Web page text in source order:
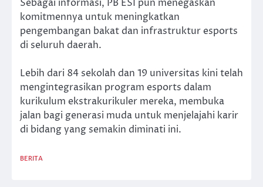
Sebagai informasi, PB ESI pun menegaskan
komitmennya untuk meningkatkan
pengembangan bakat dan infrastruktur esports
di seluruh daerah.
Lebih dari 84 sekolah dan 19 universitas kini telah
mengintegrasikan program esports dalam
kurikulum ekstrakurikuler mereka, membuka
jalan bagi generasi muda untuk menjelajahi karir
di bidang yang semakin diminati ini.
BERITA